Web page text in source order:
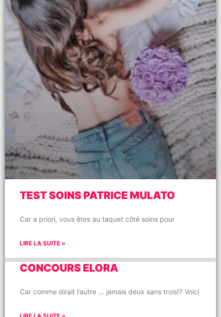
TEST SOINS PATRICE MULATO
Car a priori, vous êtes au taquet côté soins pour
LIRE LA SUITE »
CONCOURS ELORA
Car comme dirait l’autre … jamais deux sans trois!? Voici